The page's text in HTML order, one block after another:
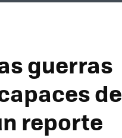
guerras
de
reporte